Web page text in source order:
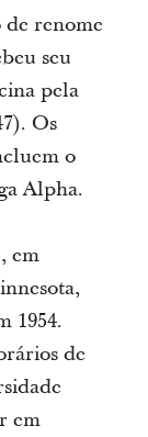
renome
seu
pela
Os
o
Alpha.
em
1954.
de
em